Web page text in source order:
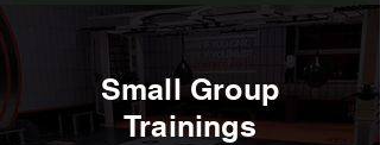
Small Group
Trainings